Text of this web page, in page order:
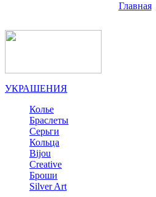
Главная
УКРАШЕНИЯ
Колье
Браслеты
Серьги
Кольца
Bijou
Сreative
Броши
Silver Art